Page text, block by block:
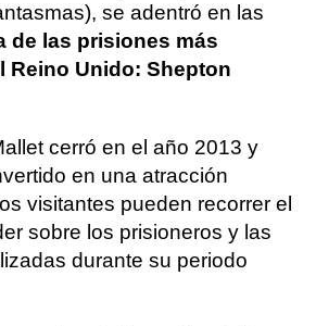
se adentró en las
de las prisiones más
Reino Unido: Shepton
cerró en el año 2013 y
en una atracción
visitantes pueden recorrer el
sobre los prisioneros y las
durante su periodo